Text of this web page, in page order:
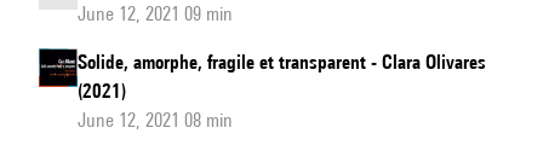
June 12, 2021 09 min
Solide, amorphe, fragile et transparent - Clara Olivares
(2021)
June 12, 2021 08 min